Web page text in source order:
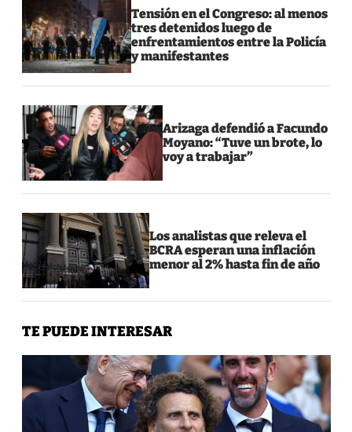
Tensión en el Congreso: al menos
tres detenidos luego de
enfrentamientos entre la Policía
y manifestantes
Arizaga defendió a Facundo
Moyano: “Tuve un brote, lo
voy a trabajar”
Los analistas que releva el
BCRA esperan una inflación
menor al 2% hasta fin de año
TE PUEDE INTERESAR